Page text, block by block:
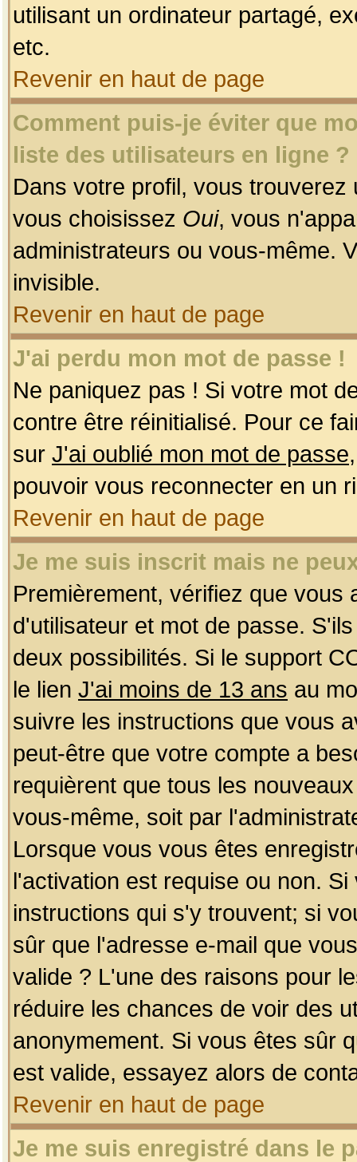
utilisant un ordinateur partagé,
etc.
Revenir en haut de page
Comment puis-je éviter que
liste des utilisateurs en ligne ?
Dans votre profil, vous
vous choisissez Oui, vous
administrateurs ou vous-même.
invisible.
Revenir en haut de page
J'ai perdu mon mot de passe !
Ne paniquez pas ! Si votre mot
contre être réinitialisé. Pour ce
sur J'ai oublié mon mot de passe
pouvoir vous reconnecter en un
Revenir en haut de page
Je me suis inscrit mais ne
Premièrement, vérifiez que
d'utilisateur et mot de passe.
deux possibilités. Si le support
le lien J'ai moins de 13 ans au
suivre les instructions que vous
peut-être que votre compte a
requièrent que tous les
vous-même, soit par
Lorsque vous vous êtes
l'activation est requise ou non.
instructions qui s'y trouvent; si
sûr que l'adresse e-mail que
valide ? L'une des raisons pour
réduire les chances de voir des
anonymement. Si vous êtes sûr
est valide, essayez alors de
Revenir en haut de page
Je me suis enregistré dans le